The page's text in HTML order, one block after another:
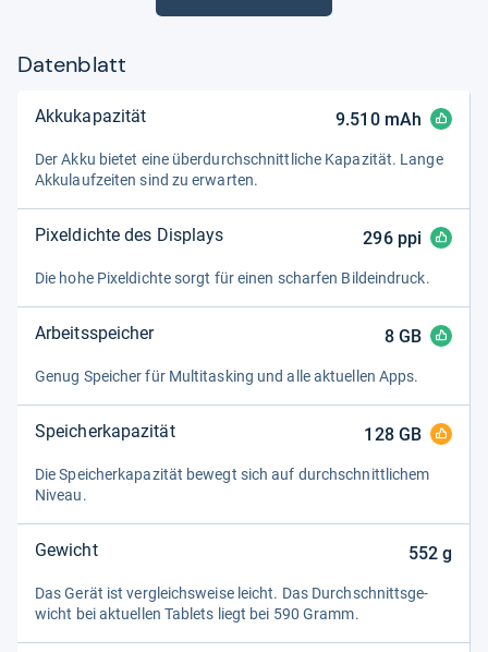
Datenblatt
Akkukapazität 9.510mAh
Der Akku bie­tet eine über­durch­schnitt­li­che Kapa­zi­tät. Lange
Akku­lauf­zei­ten sind zu erwar­ten.
Pixeldichte des Displays 296ppi
Die hohe Pixel­dichte sorgt für einen schar­fen Bild­ein­druck.
Arbeitsspeicher 8GB
Genug Spei­cher für Mul­ti­tas­king und alle aktu­el­len Apps.
Speicherkapazität 128GB
Die Spei­cher­ka­pa­zi­tät bewegt sich auf durch­schnitt­li­chem
Niveau.
Gewicht 552g
Das Gerät ist ver­gleichs­weise leicht. Das Durch­schnitts­ge­
wicht bei aktu­el­len Tablets liegt bei 590 Gramm.